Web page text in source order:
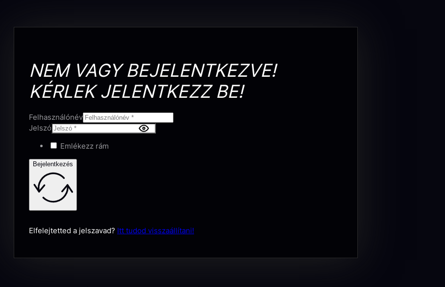
NEM VAGY BEJELENTKEZVE!
KÉRLEK JELENTKEZZ BE!
Felhasználónév
Jelszó
Emlékezz rám
Bejelentkezés
Elfelejtetted a jelszavad? Itt tudod visszaállítani!